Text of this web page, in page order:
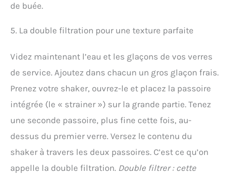
de buée.
5. La double filtration pour une texture parfaite
Videz maintenant l’eau et les glaçons de vos verres
de service. Ajoutez dans chacun un gros glaçon frais.
Prenez votre shaker, ouvrez-le et placez la passoire
intégrée (le « strainer ») sur la grande partie. Tenez
une seconde passoire, plus fine cette fois, au-
dessus du premier verre. Versez le contenu du
shaker à travers les deux passoires. C’est ce qu’on
appelle la double filtration. Double filtrer : cette